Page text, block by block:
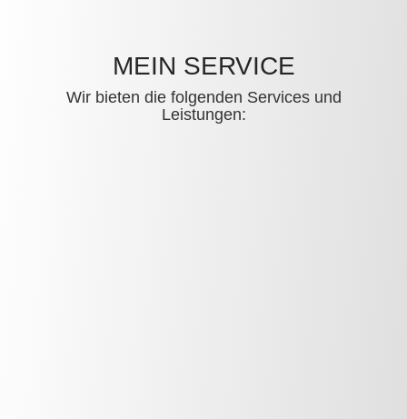
MEIN SERVICE
Wir bieten die folgenden Services und
Leistungen: